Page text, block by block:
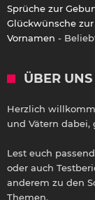
Sprüche zur
Glückwünsche
Vornamen -
ÜBER UNS
Herzlich
und Vätern dabei,
Lest euch
oder auch
anderem zu den
Themen.